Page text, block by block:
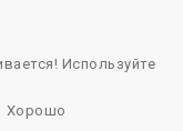
Используйте
Хорошо